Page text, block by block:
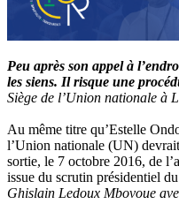
Peu après son appel à
les siens. Il risque une
Siège de l’Union nationale à
Au même titre qu’Estelle
l’Union nationale (UN)
sortie, le 7 octobre 2016, de
issue du scrutin présidentiel
Ghislain Ledoux Mbovoue